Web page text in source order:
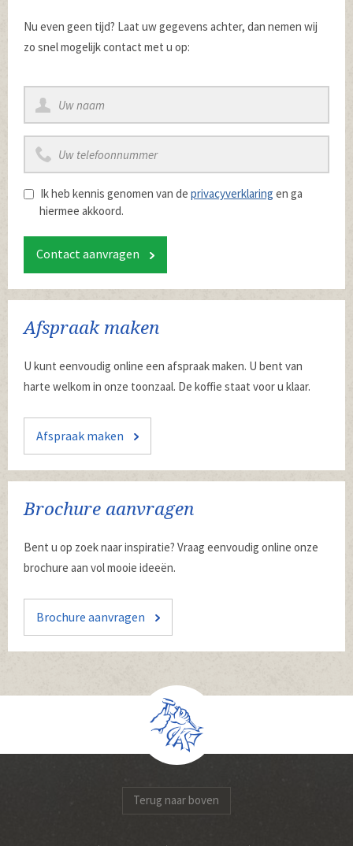
Nu even geen tijd? Laat uw gegevens achter, dan nemen wij
zo snel mogelijk contact met u op:
Ik heb kennis genomen van de privacyverklaring en ga
hiermee akkoord.
Contact aanvragen
Afspraak maken
U kunt eenvoudig online een afspraak maken. U bent van
harte welkom in onze toonzaal. De koffie staat voor u klaar.
Afspraak maken
Brochure aanvragen
Bent u op zoek naar inspiratie? Vraag eenvoudig online onze
brochure aan vol mooie ideeën.
Brochure aanvragen
Terug naar boven